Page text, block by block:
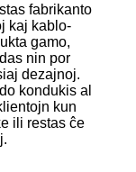
fabrikanto
kaj kablo-
gamo,
nin por
dezajnoj.
kondukis al
kun
ili restas ĉe